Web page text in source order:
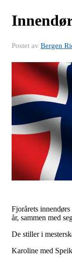
Postet av Bergen
Fjorårets
år, sammen med
De stiller i
Karoline med